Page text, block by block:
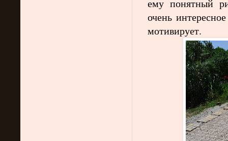
ему понятный
очень
мотивирует.